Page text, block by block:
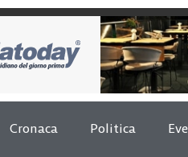
Cronaca Politica